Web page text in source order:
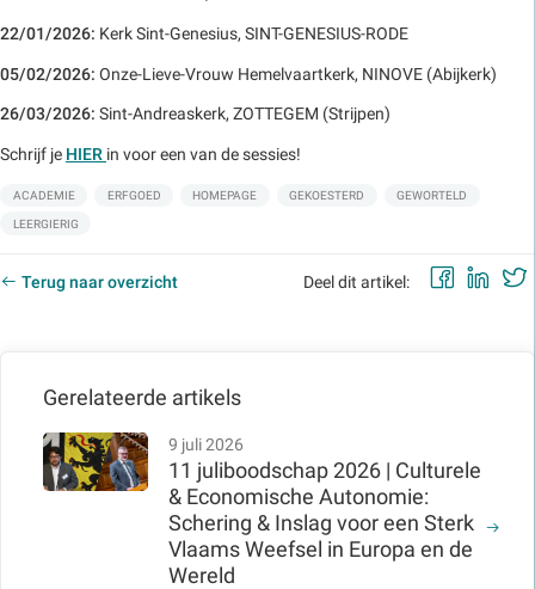
22/01/2026: Kerk Sint-Genesius, SINT-GENESIUS-RODE
05/02/2026: Onze-Lieve-Vrouw Hemelvaartkerk, NINOVE (Abijkerk)
26/03/2026: Sint-Andreaskerk, ZOTTEGEM (Strijpen)
Schrijf je HIER in voor een van de sessies!
Labels:
ACADEMIE ERFGOED HOMEPAGE GEKOESTERD GEWORTELD
LEERGIERIG
Terug naar overzicht Deel dit artikel:
Gerelateerde artikels
9 juli 2026
11 juliboodschap 2026 | Culturele
& Economische Autonomie:
Schering & Inslag voor een Sterk
Vlaams Weefsel in Europa en de
Wereld